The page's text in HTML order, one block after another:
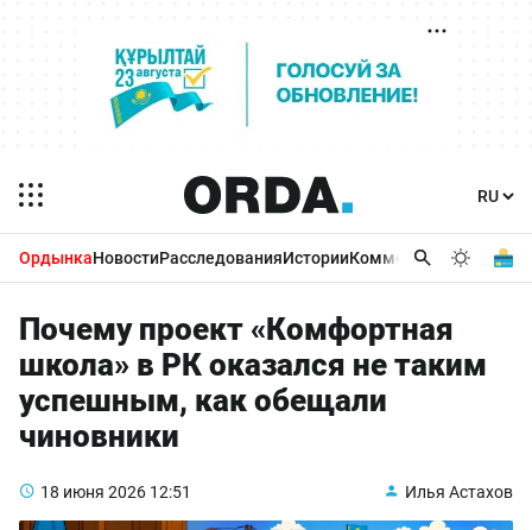
ОрдынкаНовостиРасследованияИсторииКомментарииБизнес
Почему проект «Комфортная
школа» в РК оказался не таким
успешным, как обещали
чиновники
18 июня 2026 12:51 Илья Астахов